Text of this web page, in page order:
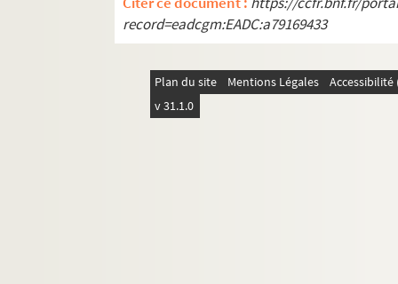
MS 1412. Etudes historiques par
MS 1413-1417. "Critiques de mes travaux"
record=eadcgm:EADC:a79169433
Plan du site Mentions Légales
v 31.1.0